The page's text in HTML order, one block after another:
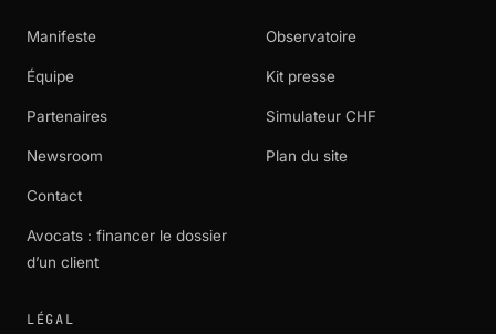
Manifeste
Équipe
Partenaires
Newsroom
Contact
Avocats : financer le dossier
d’un client
Observatoire
Kit presse
Simulateur CHF
Plan du site
LÉGAL